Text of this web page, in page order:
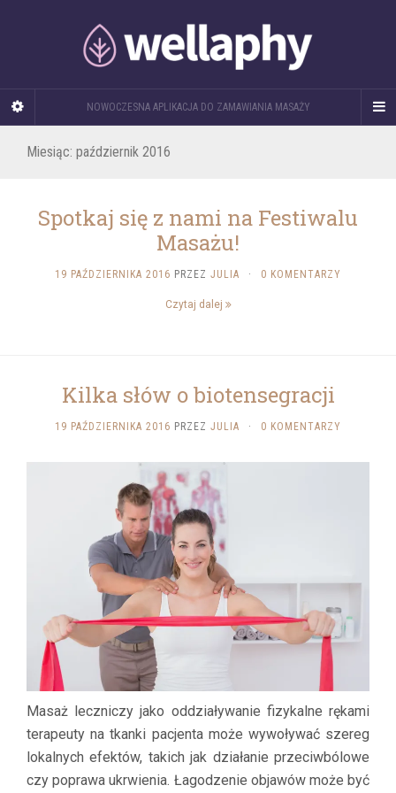
NOWOCZESNA APLIKACJA DO ZAMAWIANIA MASAŻY
Miesiąc: październik 2016
Spotkaj się z nami na Festiwalu
Masażu!
19 PAŹDZIERNIKA 2016 PRZEZ JULIA · 0 KOMENTARZY
Czytaj dalej
Kilka słów o biotensegracji
19 PAŹDZIERNIKA 2016 PRZEZ JULIA · 0 KOMENTARZY
Masaż leczniczy jako oddziaływanie fizykalne rękami
terapeuty na tkanki pacjenta może wywoływać szereg
lokalnych efektów, takich jak działanie przeciwbólowe
czy poprawa ukrwienia. Łagodzenie objawów może być